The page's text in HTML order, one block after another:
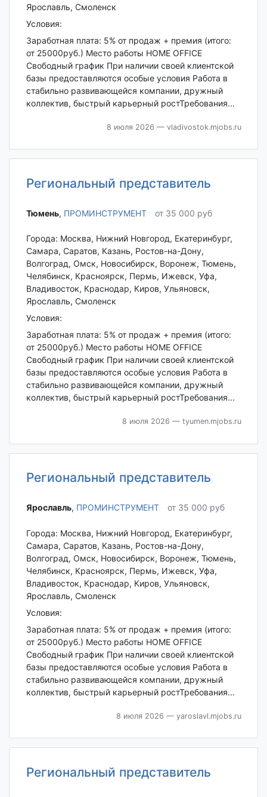
Ярославль, Смоленск
Условия:
Заработная плата: 5% от продаж + премия (итого:
от 25000руб.) Место работы HOME OFFICE
Свободный график При наличии своей клиентской
базы предоставляются особые условия Работа в
стабильно развивающейся компании, дружный
коллектив, быстрый карьерный ростТребования...
8 июля 2026 — vladivostok.mjobs.ru
Региональный представитель
Тюмень‎, ПРОМИНСТРУМЕНТ от 35 000 руб
Города: Москва, Нижний Новгород, Екатеринбург,
Самара, Саратов, Казань, Ростов-на-Дону,
Волгоград, Омск, Новосибирск, Воронеж, Тюмень,
Челябинск, Красноярск, Пермь, Ижевск, Уфа,
Владивосток, Краснодар, Киров, Ульяновск,
Ярославль, Смоленск
Условия:
Заработная плата: 5% от продаж + премия (итого:
от 25000руб.) Место работы HOME OFFICE
Свободный график При наличии своей клиентской
базы предоставляются особые условия Работа в
стабильно развивающейся компании, дружный
коллектив, быстрый карьерный ростТребования...
8 июля 2026 — tyumen.mjobs.ru
Региональный представитель
Ярославль‎, ПРОМИНСТРУМЕНТ от 35 000 руб
Города: Москва, Нижний Новгород, Екатеринбург,
Самара, Саратов, Казань, Ростов-на-Дону,
Волгоград, Омск, Новосибирск, Воронеж, Тюмень,
Челябинск, Красноярск, Пермь, Ижевск, Уфа,
Владивосток, Краснодар, Киров, Ульяновск,
Ярославль, Смоленск
Условия:
Заработная плата: 5% от продаж + премия (итого:
от 25000руб.) Место работы HOME OFFICE
Свободный график При наличии своей клиентской
базы предоставляются особые условия Работа в
стабильно развивающейся компании, дружный
коллектив, быстрый карьерный ростТребования...
8 июля 2026 — yaroslavl.mjobs.ru
Региональный представитель